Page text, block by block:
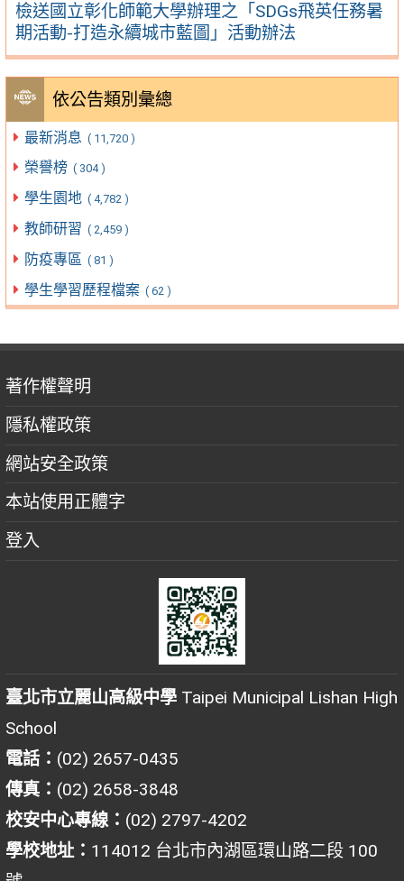
檢送國立彰化師範大學辦理之「SDGs飛英任務暑
期活動-打造永續城市藍圖」活動辦法
依公告類別彙總
最新消息 ( 11,720 )
榮譽榜 ( 304 )
學生園地 ( 4,782 )
教師研習 ( 2,459 )
防疫專區 ( 81 )
學生學習歷程檔案 ( 62 )
著作權聲明
隱私權政策
網站安全政策
本站使用正體字
登入
臺北市立麗山高級中學 Taipei Municipal Lishan High
School
電話： (02) 2657-0435
傳真： (02) 2658-3848
校安中心專線： (02) 2797-4202
學校地址： 114012 台北市內湖區環山路二段 100